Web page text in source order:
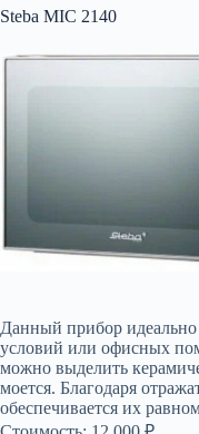
Steba MIC 2140
Данный прибор
условий или офисных
можно выделить
моется. Благодаря
обеспечивается их